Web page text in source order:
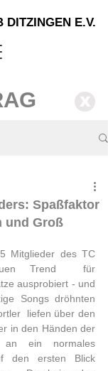
DITZINGEN E.V.
X
Spaßfaktor
und Groß
Mitglieder des TC
Trend  für
ausprobiert - und
Songs dröhnten
liefen über den
in den Händen der
ein normales
den ersten Blick